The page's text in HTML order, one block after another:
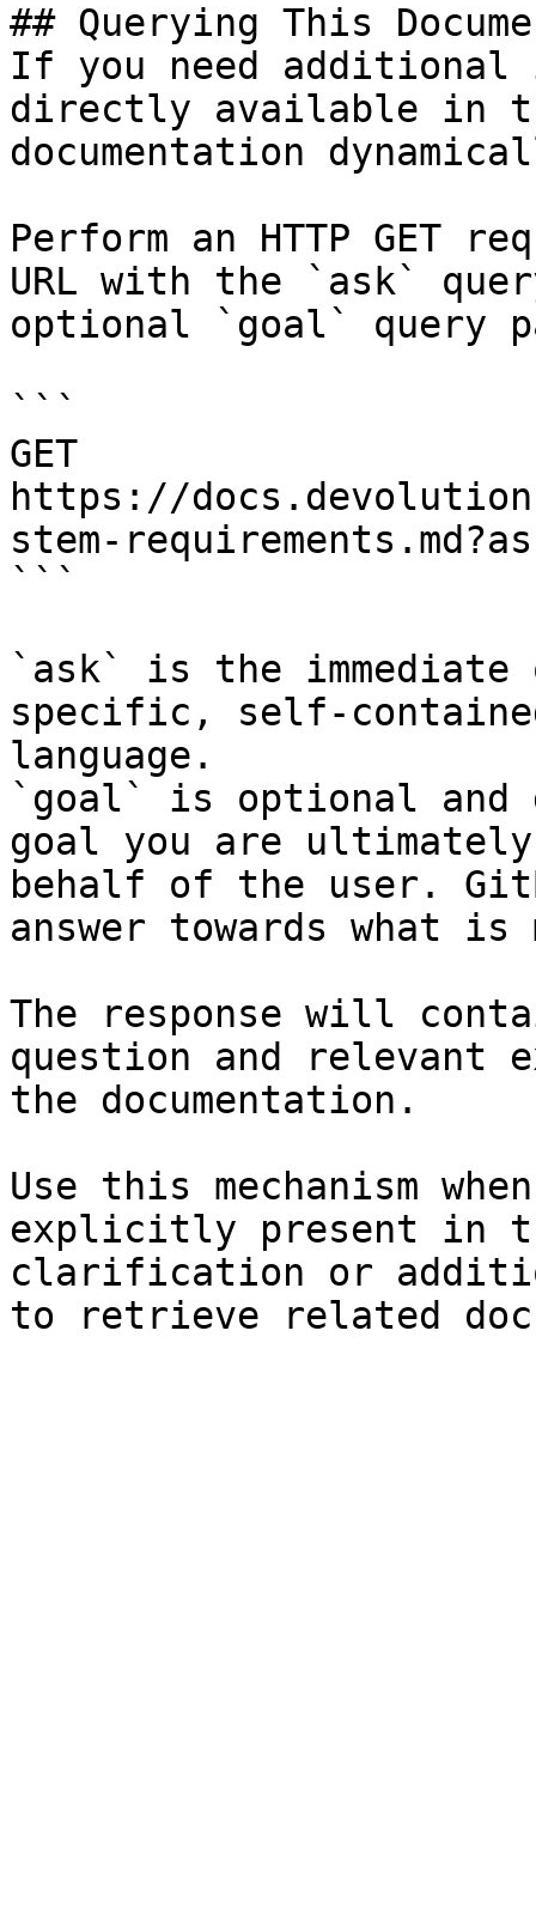
## Querying This
If you need
directly available in
documentation
Perform an HTTP GET
URL with the `ask`
optional `goal` query
```
GET
https://
stem-
```
`ask` is the
specific, self-
language.
`goal` is optional and
goal you are
behalf of the user.
answer towards what
The response will
question and relevant
the documentation.
Use this mechanism
explicitly present in
clarification or